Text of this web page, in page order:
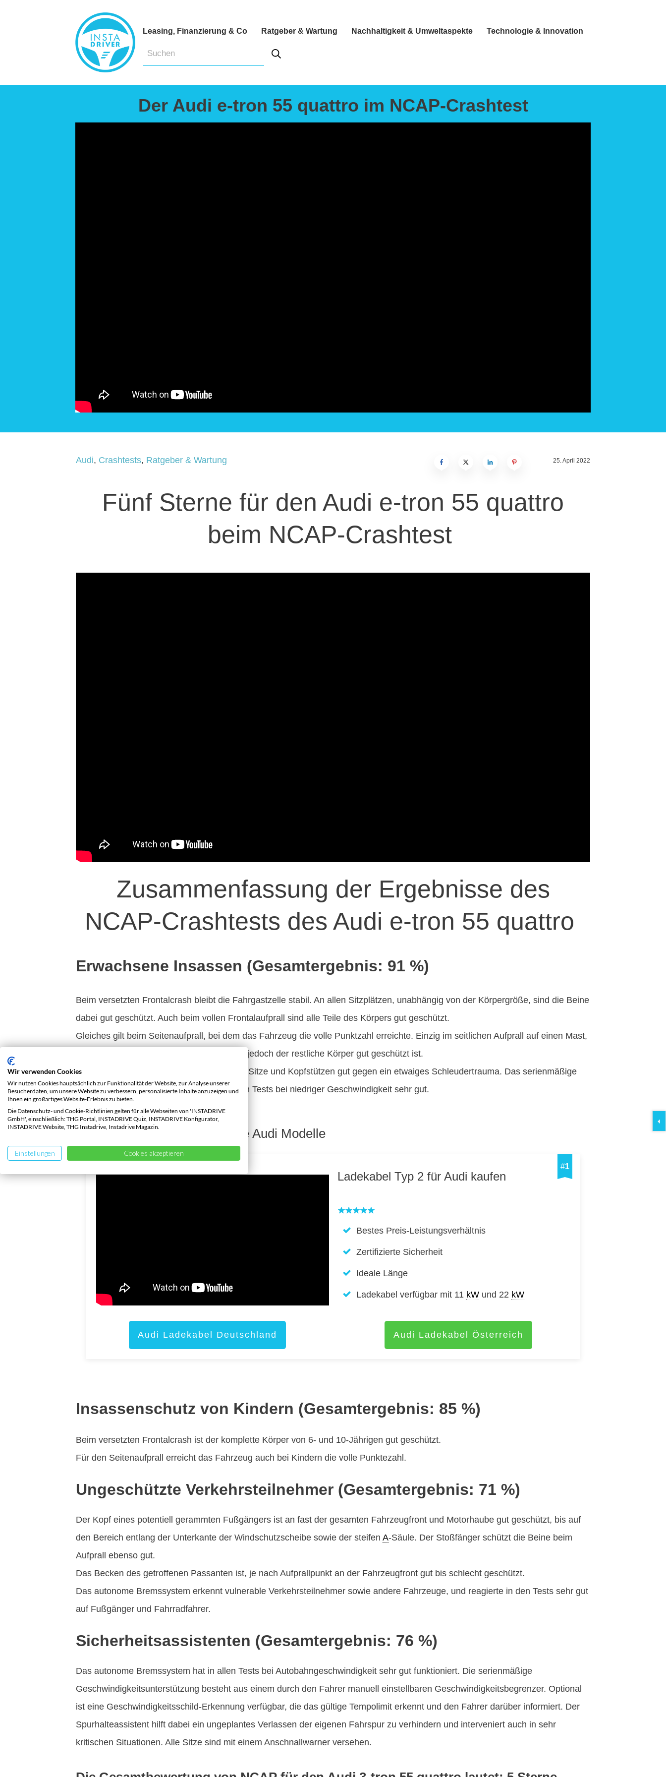
Leasing, Finanzierung & Co Ratgeber & Wartung Nachhaltigkeit & Umweltaspekte Technologie & Innovation
Der Audi e-tron 55 quattro im NCAP-Crashtest
Audi, Crashtests, Ratgeber & Wartung 25. April 2022
Fünf Sterne für den Audi e-tron 55 quattro
beim NCAP-Crashtest
Zusammenfassung der Ergebnisse des
NCAP-Crashtests des Audi e-tron 55 quattro
Erwachsene Insassen (Gesamtergebnis: 91 %)
Beim versetzten Frontalcrash bleibt die Fahrgastzelle stabil. An allen Sitzplätzen, unabhängig von der Körpergröße, sind die Beine
dabei gut geschützt. Auch beim vollen Frontalaufprall sind alle Teile des Körpers gut geschützt.
Gleiches gilt beim Seitenaufprall, bei dem das Fahrzeug die volle Punktzahl erreichte. Einzig im seitlichen Aufprall auf einen Mast,
ist der Schutz der Brust schwach, während jedoch der restliche Körper gut geschützt ist.
Bei einem Aufprall von hinten schützen alle Sitze und Kopfstützen gut gegen ein etwaiges Schleudertrauma. Das serienmäßige
autonome Bremssystem funktionierte in den Tests bei niedriger Geschwindigkeit sehr gut.
Audi Typ 2 Ladekabel für alle Audi Modelle
#1
Ladekabel Typ 2 für Audi kaufen
Bestes Preis-Leistungsverhältnis
Zertifizierte Sicherheit
Ideale Länge
Ladekabel verfügbar mit 11 kWund 22 kW
Audi Ladekabel Deutschland Audi Ladekabel Österreich
Insassenschutz von Kindern (Gesamtergebnis: 85 %)
Beim versetzten Frontalcrash ist der komplette Körper von 6- und 10-Jährigen gut geschützt.
Für den Seitenaufprall erreicht das Fahrzeug auch bei Kindern die volle Punktezahl.
Ungeschützte Verkehrsteilnehmer (Gesamtergebnis: 71 %)
Der Kopf eines potentiell gerammten Fußgängers ist an fast der gesamten Fahrzeugfront und Motorhaube gut geschützt, bis auf
den Bereich entlang der Unterkante der Windschutzscheibe sowie der steifen A-Säule. Der Stoßfänger schützt die Beine beim
Aufprall ebenso gut.
Das Becken des getroffenen Passanten ist, je nach Aufprallpunkt an der Fahrzeugfront gut bis schlecht geschützt.
Das autonome Bremssystem erkennt vulnerable Verkehrsteilnehmer sowie andere Fahrzeuge, und reagierte in den Tests sehr gut
auf Fußgänger und Fahrradfahrer.
Sicherheitsassistenten (Gesamtergebnis: 76 %)
Das autonome Bremssystem hat in allen Tests bei Autobahngeschwindigkeit sehr gut funktioniert. Die serienmäßige
Geschwindigkeitsunterstützung besteht aus einem durch den Fahrer manuell einstellbaren Geschwindigkeitsbegrenzer. Optional
ist eine Geschwindigkeitsschild-Erkennung verfügbar, die das gültige Tempolimit erkennt und den Fahrer darüber informiert. Der
Spurhalteassistent hilft dabei ein ungeplantes Verlassen der eigenen Fahrspur zu verhindern und interveniert auch in sehr
kritischen Situationen. Alle Sitze sind mit einem Anschnallwarner versehen.
Wir verwenden Cookies
Wir nutzen Cookies hauptsächlich zur Funktionalität der Website, zur Analyse unserer
Besucherdaten, um unsere Website zu verbessern, personalisierte Inhalte anzuzeigen und
Ihnen ein großartiges Website-Erlebnis zu bieten.
Die Datenschutz- und Cookie-Richtlinien gelten für alle Webseiten von 'INSTADRIVE
GmbH', einschließlich: THG Portal, INSTADRIVE Quiz, INSTADRIVE Konfigurator,
INSTADRIVE Website, THG Instadrive, Instadrive Magazin.
Einstellungen Cookies akzeptieren